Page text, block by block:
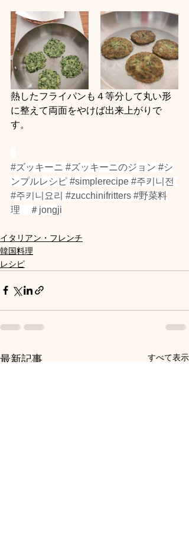
熱したフライパンも４等分して丸い形
に整えて両面をやけば出来上がりで
す。
#ズッキーニ #ズッキーニのジョン #シ
ンプルレシピ #simplerecipe #주키니전
#주키니요리 #zucchinifritters #野菜料
理 ＃jongji
イタリアン・フレンチ
韓国料理
レシピ
最新記事 すべて表示